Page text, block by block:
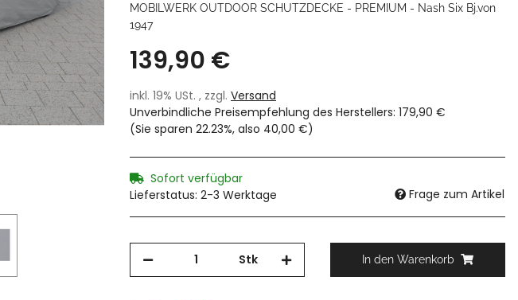
MOBILWERK OUTDOOR SCHUTZDECKE - PREMIUM - Nash Six Bj.von
1947
139,90 €
inkl. 19% USt. , zzgl. Versand
Unverbindliche Preisempfehlung des Herstellers: 179,90 €
(Sie sparen 22.23%, also 40,00 €)
Sofort verfügbar
Lieferstatus: 2-3 Werktage
Frage zum Artikel
Stk In den Warenkorb